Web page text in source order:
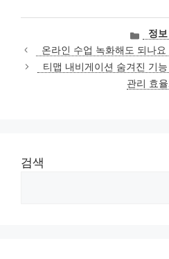
카
테
고
리
정보
온라인 수업 녹화해도 되나
티맵 내비게이션 숨겨진 기
관리 효
검색